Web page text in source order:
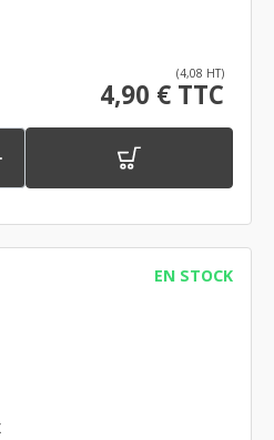
(4,08 HT)
4,90 € TTC
EN STOCK